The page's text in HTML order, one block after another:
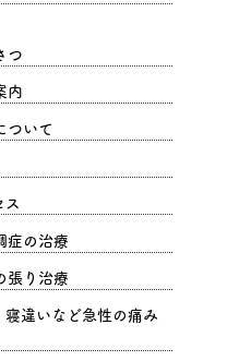
つ
内
ついて
ス
症の治療
張り治療
寝違いなど急性の痛み